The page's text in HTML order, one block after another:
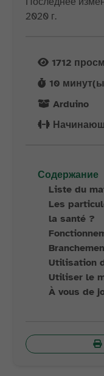
2020 г.
1712
10
Arduino
Содержание
Liste du
Les
la santé ?
Utilisation
Utiliser le
À vous de